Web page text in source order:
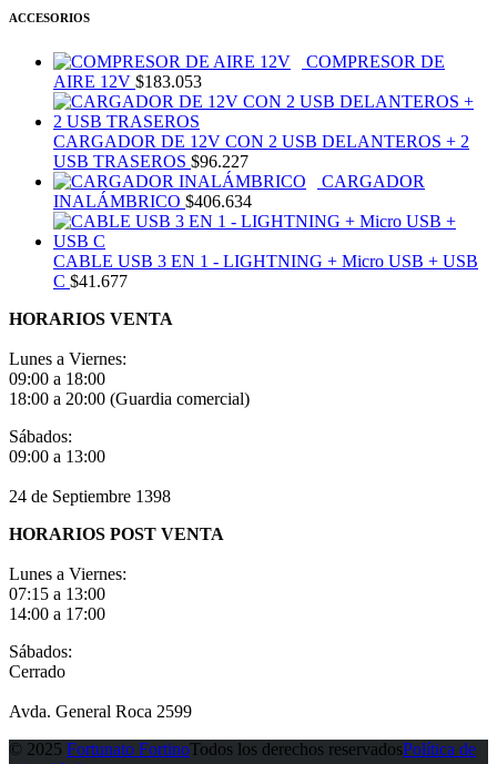
ACCESORIOS
COMPRESOR DE
AIRE 12V $183.053
CARGADOR DE 12V CON 2 USB DELANTEROS + 2
USB TRASEROS $96.227
CARGADOR
INALÁMBRICO $406.634
CABLE USB 3 EN 1 - LIGHTNING + Micro USB + USB
C $41.677
HORARIOS VENTA
Lunes a Viernes:
09:00 a 18:00
18:00 a 20:00 (Guardia comercial)
Sábados:
09:00 a 13:00
24 de Septiembre 1398
HORARIOS POST VENTA
Lunes a Viernes:
07:15 a 13:00
14:00 a 17:00
Sábados:
Cerrado
Avda. General Roca 2599
© 2025 Fortunato FortinoTodos los derechos reservadosPolítica de